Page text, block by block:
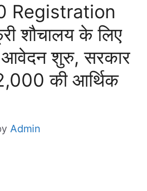
Registration
शौचालय के लिए
शुरु, सरकार
की आर्थिक
Admin